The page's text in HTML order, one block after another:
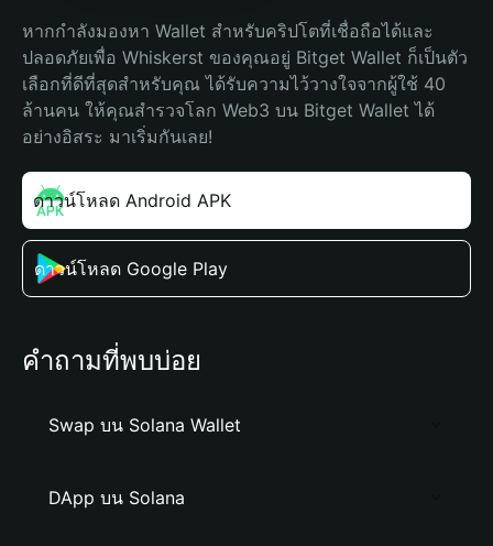
หากกำลังมองหา Wallet สำหรับคริปโตที่เชื่อถือได้และ
ปลอดภัยเพื่อ Whiskerst ของคุณอยู่ Bitget Wallet ก็เป็นตัว
เลือกที่ดีที่สุดสำหรับคุณ ได้รับความไว้วางใจจากผู้ใช้ 40
ล้านคน ให้คุณสำรวจโลก Web3 บน Bitget Wallet ได้
อย่างอิสระ มาเริ่มกันเลย!
ดาวน์โหลด Android APK
ดาวน์โหลด Google Play
คำถามที่พบบ่อย
Swap บน Solana Wallet
DApp บน Solana